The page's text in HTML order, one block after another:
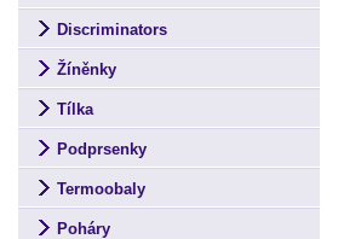
Discriminators
Žíněnky
Tílka
Podprsenky
Termoobaly
Poháry